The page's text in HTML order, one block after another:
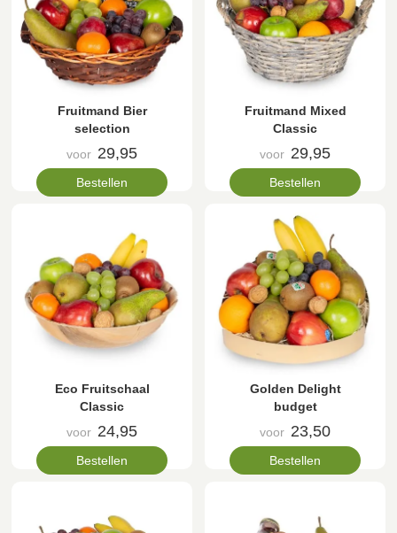
Fruitmand Bier
selection
voor 29,95
Bestellen
Fruitmand Mixed
Classic
voor 29,95
Bestellen
Eco Fruitschaal
Classic
voor 24,95
Bestellen
Golden Delight
budget
voor 23,50
Bestellen